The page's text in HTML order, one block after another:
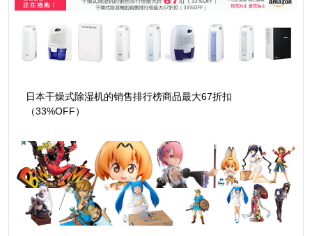
日本干燥式除湿机的销售排行榜商品最大67折扣
（33%OFF）